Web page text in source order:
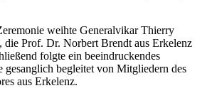
weihte Generalvikar Thierry
Prof. Dr. Norbert Brendt aus Erkelenz
folgte ein beeindruckendes
gesanglich begleitet von Mitgliedern des
aus Erkelenz.